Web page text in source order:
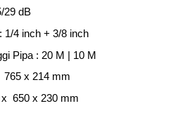
29 dB
1/4 inch + 3/8 inch
Pipa : 20 M | 10 M
765 x 214 mm
x 650 x 230 mm